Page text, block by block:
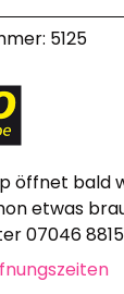
5125
öffnet bald
etwas
07046